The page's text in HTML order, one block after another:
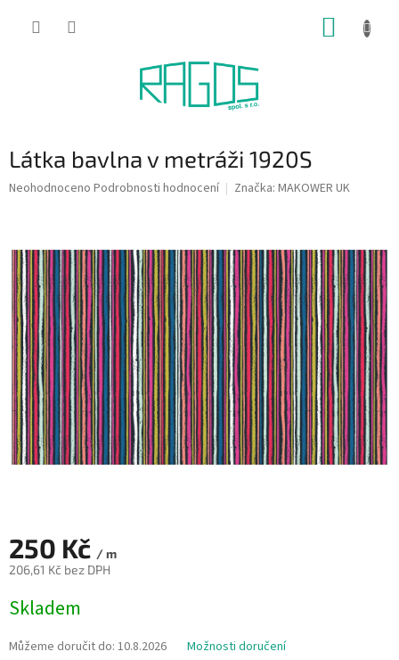
Látka bavlna v metráži 1920S
Průměrné
0,0
z
5
hvězdiček.
Neohodnoceno Podrobnosti hodnocení Značka: MAKOWER UK
250 Kč / m
206,61 Kč bez DPH
cena:
Skladem
Můžeme doručit do: 10.8.2026 Možnosti doručení